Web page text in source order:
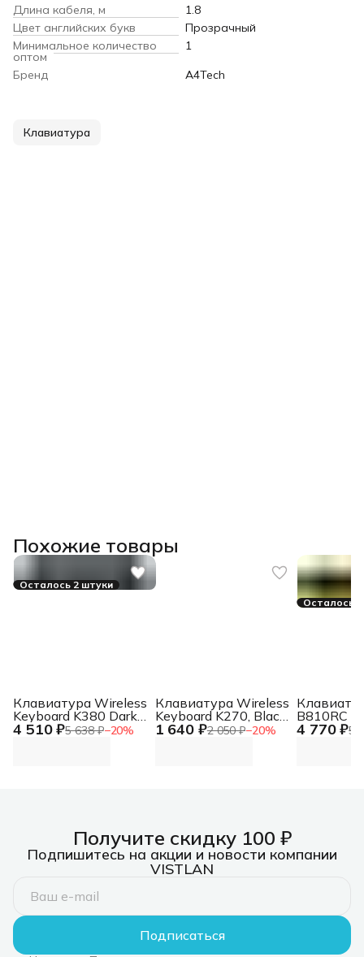
Длина кабеля, м
1.8
Цвет английских букв
Прозрачный
Минимальное количество
оптом
1
Бренд
A4Tech
Клавиатура
Похожие товары
Осталось 2 штуки
4 510 ₽5 638 ₽−20%
Клавиатура Wireless
Keyboard K380 Dark
Grey, Bluetooth,
1 640 ₽2 050 ₽−20%
Клавиатура Wireless
Keyboard K270, Black,
CN, Rus/Eng [920-
Осталось
4 770 ₽5
B810RC
Получите скидку 100 ₽
Подпишитесь на акции и новости компании
VISTLAN
Подписаться